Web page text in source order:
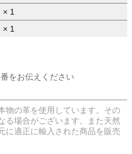
× 1
× 1
をお伝えください
物の革を使用しています。その
る場合がございます。また天然
に適正に輸入された商品を販売